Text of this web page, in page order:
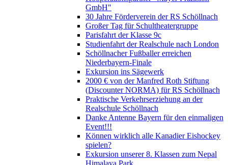
GmbH"
30 Jahre Förderverein der RS Schöllnach
Großer Tag für Schultheatergruppe
Parisfahrt der Klasse 9c
Studienfahrt der Realschule nach London
Schöllnacher Fußballer erreichen
Niederbayern-Finale
Exkursion ins Sägewerk
2000 € von der Manfred Roth Stiftung
(Discounter NORMA) für RS Schöllnach
Praktische Verkehrserziehung an der
Realschule Schöllnach
Danke Antenne Bayern für den einmaligen
Event!!!
Können wirklich alle Kanadier Eishockey
spielen?
Exkursion unserer 8. Klassen zum Nepal
Himalaya Park